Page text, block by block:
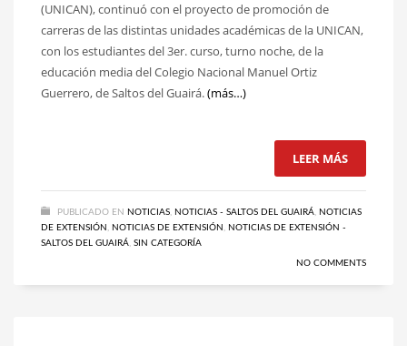
(UNICAN), continuó con el proyecto de promoción de
carreras de las distintas unidades académicas de la UNICAN,
con los estudiantes del 3er. curso, turno noche, de la
educación media del Colegio Nacional Manuel Ortiz
Guerrero, de Saltos del Guairá.(más…)
LEER MÁS
PUBLICADO EN NOTICIAS, NOTICIAS - SALTOS DEL GUAIRÁ, NOTICIAS
DE EXTENSIÓN , NOTICIAS DE EXTENSIÓN , NOTICIAS DE EXTENSIÓN -
SALTOS DEL GUAIRÁ, SIN CATEGORÍA
NO COMMENTS